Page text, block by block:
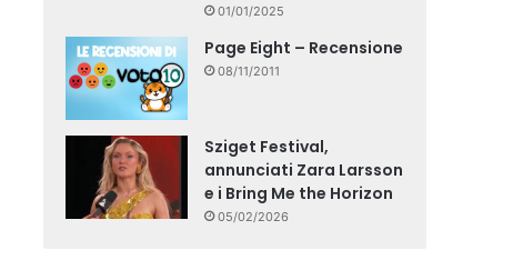
01/01/2025
Page Eight – Recensione
08/11/2011
Sziget Festival,
annunciati Zara Larsson
e i Bring Me the Horizon
05/02/2026